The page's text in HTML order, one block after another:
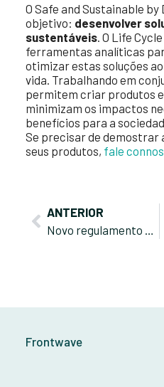
O Safe and Sustainable by
objetivo: desenvolver
sustentáveis . O Life
ferramentas analíticas
otimizar estas soluções
vida. Trabalhando em
permitem criar produtos
minimizam os impactos
benefícios para a
Se precisar de demostrar
seus produtos, fale
ANTERIOR
Frontwave